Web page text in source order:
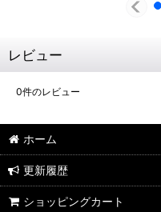
レビュー
0件のレビュー
ホーム
更新履歴
ショッピングカート